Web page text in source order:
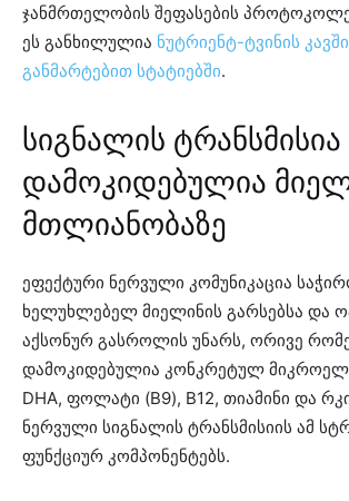
ჯანმრთელობის შეფასების
ეს განხილულია ნუტრიენტ-ტვინის
განმარტებით სტატიებში.
სიგნალის ტრანსმისია
დამოკიდებულია
მთლიანობაზე
ეფექტური ნერვული კომუნიკაცია
ხელუხლებელ მიელინის გარსებსა და
აქსონურ გასროლის უნარს, ორივე
დამოკიდებულია კონკრეტულ
DHA, ფოლატი (B9), B12, თიამინი და
ნერვული სიგნალის ტრანსმისიის ამ
ფუნქციურ კომპონენტებს.